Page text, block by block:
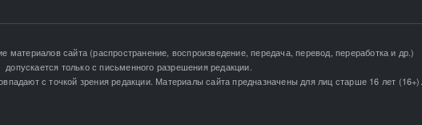
материалов сайта (распространение, воспроизведение, передача, перевод, переработка и др.)
допускается только с письменного разрешения редакции.
с точкой зрения редакции. Материалы сайта предназначены для лиц старше 16 лет (16+).